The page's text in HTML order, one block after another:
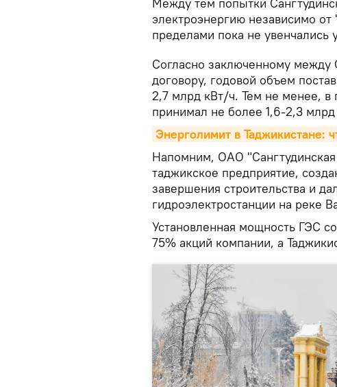
электроэнергию независимо
пределами пока не увенчались
Согласно заключенному между
договору, годовой объем
2,7 млрд кВт/ч. Тем не менее,
принимал не более 1,6-2,3
Энерголимит в Таджикистане:
Напомним, ОАО
таджикское предприятие,
завершения строительства и
гидроэлектростанции на реке
Установленная мощность ГЭС
75% акций компании, а